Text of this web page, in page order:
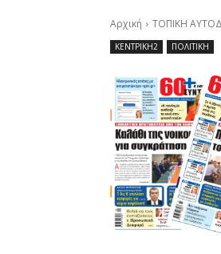
Αρχική ΤΟΠΙΚΗ
ΚΕΝΤΡΙΚΗ2 ΠΟΛΙΤΙΚΗ